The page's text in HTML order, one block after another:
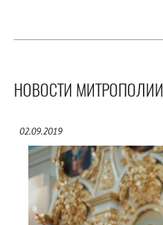
НОВОСТИ МИТРОПОЛИИ
02.09.2019